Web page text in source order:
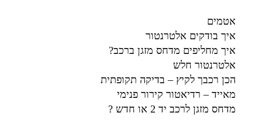
אטמים
איך בודקים אלטרנטור
איך מחליפים מדחס מזגן ברכב?
אלטרנטור חלש
הכן רכבך לקיץ – בדיקה תקופתית
מאייד – רדיאטור קירור פנימי
מדחס מזגן לרכב יד 2 או חדש ?